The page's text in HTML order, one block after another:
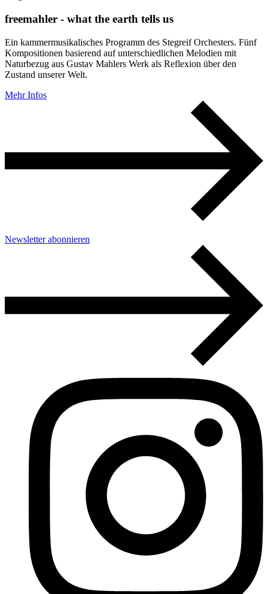
freemahler - what the earth tells us
Ein kammermusikalisches Programm des Stegreif Orchesters. Fünf
Kompositionen basierend auf unterschiedlichen Melodien mit
Naturbezug aus Gustav Mahlers Werk als Reflexion über den
Zustand unserer Welt.
Mehr Infos
Newsletter abonnieren